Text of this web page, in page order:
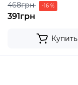
468грн -16 %
391грн
Купить